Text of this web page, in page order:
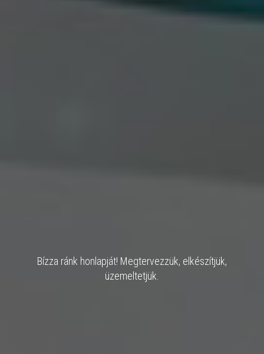
Bízza ránk honlapját! Megtervezzük, elkészítjük,
üzemeltetjük.